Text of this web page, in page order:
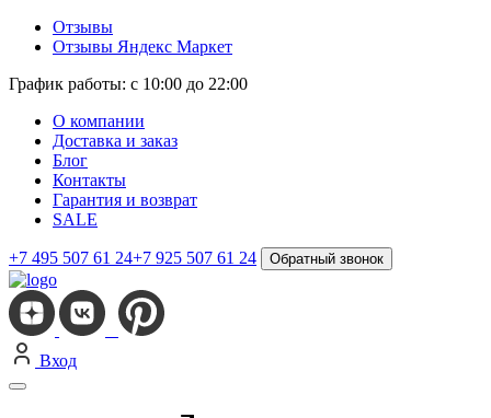
Отзывы
Отзывы Яндекс Маркет
График работы: с 10:00 до 22:00
О компании
Доставка и заказ
Блог
Контакты
Гарантия и возврат
SALE
+7 495 507 61 24+7 925 507 61 24 Обратный звонок
Вход